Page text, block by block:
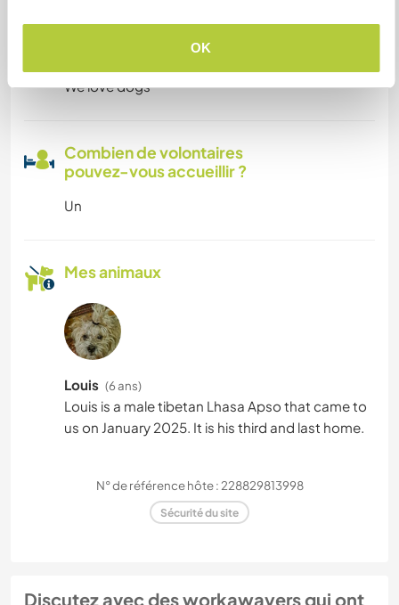
OK
We love dogs
Combien de volontaires
pouvez-vous accueillir ?
Un
Mes animaux
Louis (6 ans)
Louis is a male tibetan Lhasa Apso that came to
us on January 2025. It is his third and last home.
N° de référence hôte : 228829813998
Sécurité du site
Discutez avec des workawayers qui ont